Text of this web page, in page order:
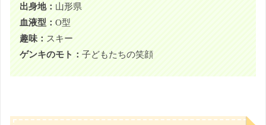
出身地： 山形県
血液型： O型
趣味： スキー
ゲンキのモト： 子どもたちの笑顔